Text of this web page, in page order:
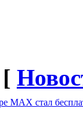
MAX стал